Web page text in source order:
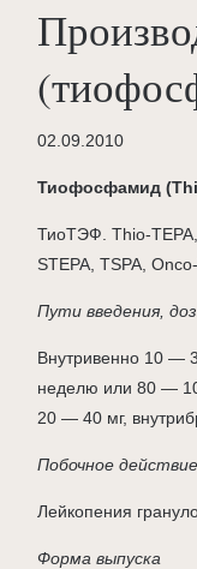
02.09.2010
Тиофосфамид
ТиоТЭФ. Thio-
STEPA, TSPA,
Пути введения,
Внутривенно 10 —
неделю или 80 —
20 — 40 мг,
Побочное действие
Лейкопения
Форма выпуска